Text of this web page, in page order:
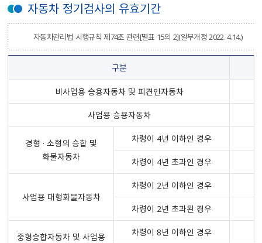
자동차 정기검사의 유효기간
자동차관리법 시행규칙 제74조 관련[별표 15의 2](일부개정 2022. 4.14.)
구분
비사업용 승용자동차 및 피견인자동차
사업용 승용자동차
경형 · 소형의 승합 및
화물자동차
차령이 4년 이하인 경우
차령이 4년 초과인 경우
사업용 대형화물자동차
차령이 2년 이하인 경우
차령이 2년 초과된 경우
중형승합자동차 및 사업용
차령이 8년 이하인 경우